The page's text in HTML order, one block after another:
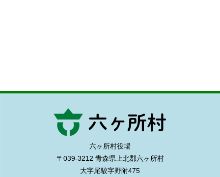
六ヶ所村役場
〒039-3212 青森県上北郡六ヶ所村
大字尾駮字野附475